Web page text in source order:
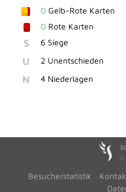
0 Gelb-Rote Karten
0 Rote Karten
S 6 Siege
U 2 Unentschieden
N 4 Niederlagen
©
Besucherstatistik